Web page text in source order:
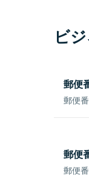
ビ
郵便
郵便
郵便
郵便